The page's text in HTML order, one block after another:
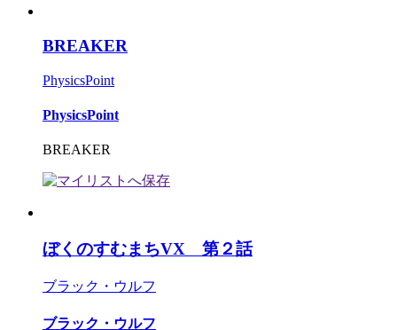
BREAKER
PhysicsPoint
PhysicsPoint
BREAKER
ぼくのすむまちVX 第２話
ブラック・ウルフ
ブラック・ウルフ